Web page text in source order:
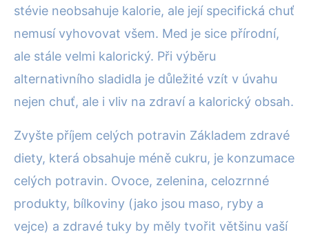
stévie neobsahuje kalorie, ale její specifická chuť
nemusí vyhovovat všem. Med je sice přírodní,
ale stále velmi kalorický. Při výběru
alternativního sladidla je důležité vzít v úvahu
nejen chuť, ale i vliv na zdraví a kalorický obsah.
Zvyšte příjem celých potravin Základem zdravé
diety, která obsahuje méně cukru, je konzumace
celých potravin. Ovoce, zelenina, celozrnné
produkty, bílkoviny (jako jsou maso, ryby a
vejce) a zdravé tuky by měly tvořit většinu vaší